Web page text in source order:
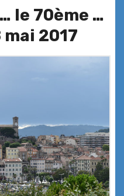
le 70ème …
mai 2017